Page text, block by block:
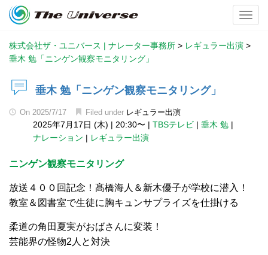
株式会社ザ・ユニバース | ナレーター事務所 > レギュラー出演 >
垂木 勉「ニンゲン観察モニタリング」
垂木 勉「ニンゲン観察モニタリング」
On 2025/7/17 Filed under レギュラー出演
2025年7月17日 (木) | 20:30〜 | TBSテレビ | 垂木 勉 |
ナレーション | レギュラー出演
ニンゲン観察モニタリング
放送４００回記念！髙橋海人＆新木優子が学校に潜入！
教室＆図書室で生徒に胸キュンサプライズを仕掛ける
柔道の角田夏実がおばさんに変装！
芸能界の怪物2人と対決